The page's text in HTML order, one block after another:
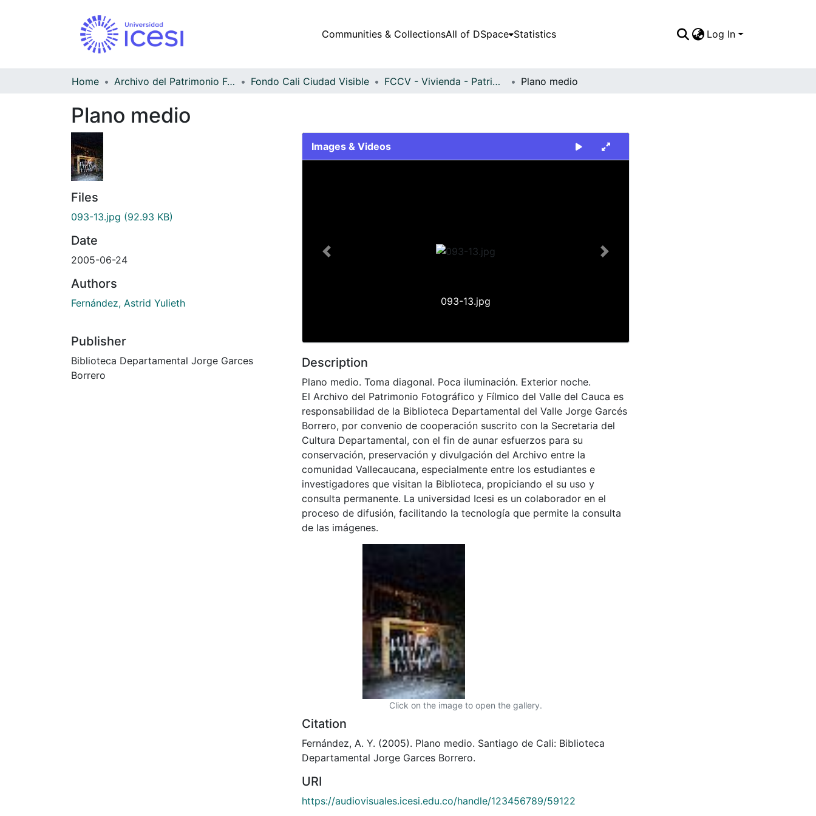
Communities & CollectionsAll of DSpace Statistics Log In
Home Archivo del Patrimonio Fotográfico y Fílmico del Valle del Cauca Fondo Cali Ciudad Visible FCCV - Vivienda - Patrimonial Plano medio
Plano medio
Files
093-13.jpg (92.93 KB)
Date
2005-06-24
Authors
Fernández, Astrid Yulieth
Publisher
Biblioteca Departamental Jorge Garces
Borrero
Images & Videos
093-13.jpg
Previous Next
Description
Plano medio. Toma diagonal. Poca iluminación. Exterior noche.
El Archivo del Patrimonio Fotográfico y Fílmico del Valle del Cauca es
responsabilidad de la Biblioteca Departamental del Valle Jorge Garcés
Borrero, por convenio de cooperación suscrito con la Secretaria del
Cultura Departamental, con el fin de aunar esfuerzos para su
conservación, preservación y divulgación del Archivo entre la
comunidad Vallecaucana, especialmente entre los estudiantes e
investigadores que visitan la Biblioteca, propiciando el su uso y
consulta permanente. La universidad Icesi es un colaborador en el
proceso de difusión, facilitando la tecnología que permite la consulta
de las imágenes.
Click on the image to open the gallery.
Citation
Fernández, A. Y. (2005). Plano medio. Santiago de Cali: Biblioteca
Departamental Jorge Garces Borrero.
URI
https://audiovisuales.icesi.edu.co/handle/123456789/59122